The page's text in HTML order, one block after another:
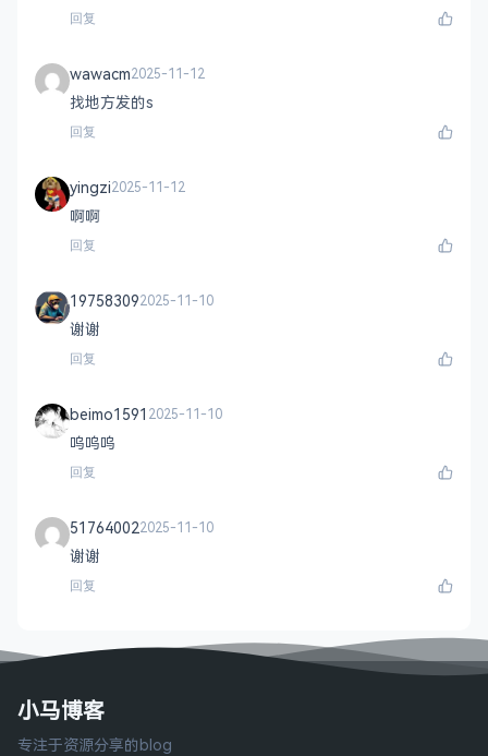
回复
wawacm2025-11-12
找地方发的s
回复
yingzi2025-11-12
啊啊
回复
197583092025-11-10
谢谢
回复
beimo1591 2025-11-10
呜呜呜
回复
517640022025-11-10
谢谢
回复
小马博客
专注于资源分享的blog